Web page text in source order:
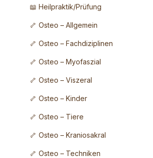
📖 Heilpraktik/Prüfung
🦴 Osteo – Allgemein
🦴 Osteo – Fachdiziplinen
🦴 Osteo – Myofaszial
🦴 Osteo – Viszeral
🦴 Osteo – Kinder
🦴 Osteo – Tiere
🦴 Osteo – Kraniosakral
🦴 Osteo – Techniken